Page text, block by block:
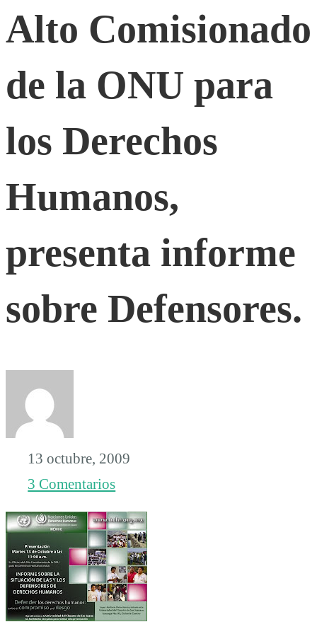
Alto
Comisionado
de
la
ONU
para
Derechos
Humanos,
presenta
informe
sobre
Alto Comisionado
de la ONU para
los Derechos
Humanos,
presenta informe
sobre Defensores.
13 octubre, 2009
3 Comentarios